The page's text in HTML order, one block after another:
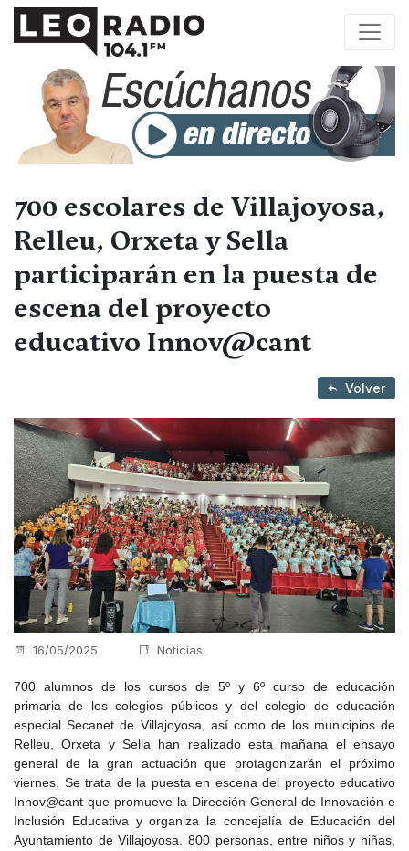
700 escolares de Villajoyosa,
Relleu, Orxeta y Sella
participarán en la puesta de
escena del proyecto
educativo Innov@cant
Volver
16/05/2025 Noticias
700 alumnos de los cursos de 5º y 6º curso de educación
primaria de los colegios públicos y del colegio de educación
especial Secanet de Villajoyosa, así como de los municipios de
Relleu, Orxeta y Sella han realizado esta mañana el ensayo
general de la gran actuación que protagonizarán el próximo
viernes. Se trata de la puesta en escena del proyecto educativo
Innov@cant que promueve la Dirección General de Innovación e
Inclusión Educativa y organiza la concejalía de Educación del
Ayuntamiento de Villajoyosa. 800 personas, entre niños y niñas,